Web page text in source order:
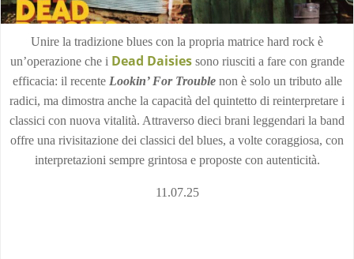
Unire la tradizione blues con la propria matrice hard rock è
un’operazione che i Dead Daisiessono riusciti a fare con grande
efficacia: il recente Lookin’ For Troublenon è solo un tributo alle
radici, ma dimostra anche la capacità del quintetto di reinterpretare i
classici con nuova vitalità. Attraverso dieci brani leggendari la band
offre una rivisitazione dei classici del blues, a volte coraggiosa, con
interpretazioni sempre grintosa e proposte con autenticità.
11.07.25